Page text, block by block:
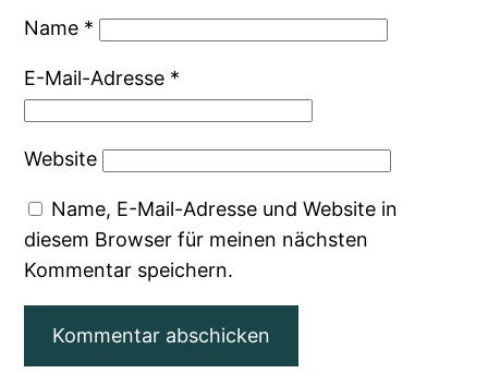
Name *
E-Mail-Adresse *
Website
Name, E-Mail-Adresse und Website in
diesem Browser für meinen nächsten
Kommentar speichern.